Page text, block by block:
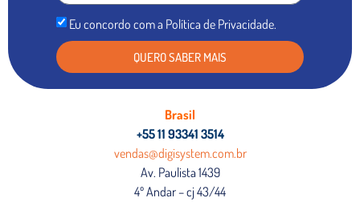
Eu concordo com a Política de Privacidade.
QUERO SABER MAIS
Brasil
+55 11 93341 3514
vendas@digisystem.com.br
Av. Paulista 1439
4º Andar – cj 43/44